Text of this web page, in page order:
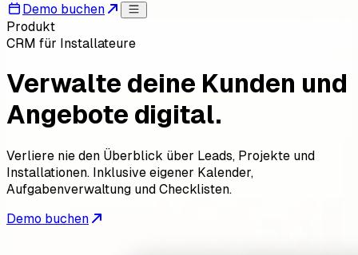
Demo buchen
Produkt
CRM für Installateure
Verwalte deine Kunden und
Angebote digital.
Verliere nie den Überblick über Leads, Projekte und
Installationen. Inklusive eigener Kalender,
Aufgabenverwaltung und Checklisten.
Demo buchen